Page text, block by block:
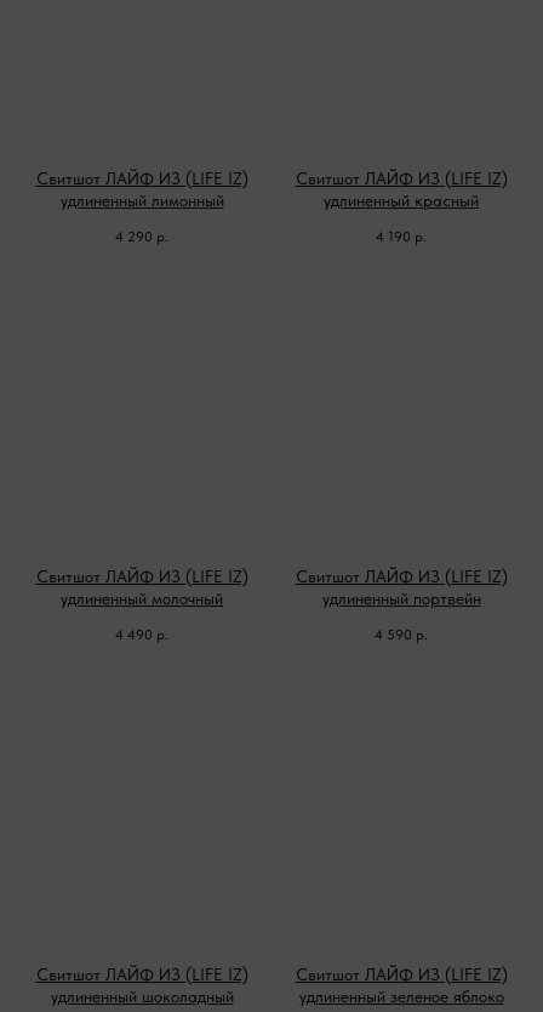
Свитшот ЛАЙФ ИЗ (LIFE IZ)
удлиненный лимонный
4 290 р.
Свитшот ЛАЙФ ИЗ (LIFE IZ)
удлиненный красный
4 190 р.
Свитшот ЛАЙФ ИЗ (LIFE IZ)
удлиненный молочный
4 490 р.
Свитшот ЛАЙФ ИЗ (LIFE IZ)
удлиненный портвейн
4 590 р.
Свитшот ЛАЙФ ИЗ (LIFE IZ)
удлиненный шоколадный
Свитшот ЛАЙФ ИЗ (LIFE IZ)
удлиненный зеленое яблоко